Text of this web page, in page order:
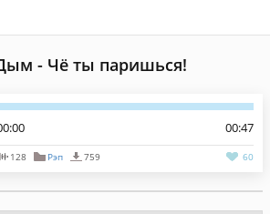
- Чё ты паришься!
00:47
128 Рэп 759 60